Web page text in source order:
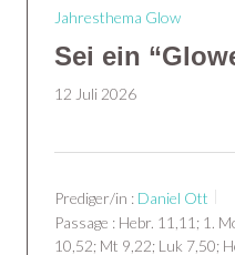
Jahresthema Glow
Sei ein
12 Juli 2026
Prediger/in : Daniel Ott
Passage : Hebr. 11,11; 1.
10,52; Mt 9,22; Luk 7,50;